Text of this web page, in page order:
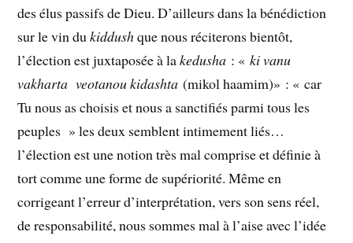
des élus passifs de Dieu. D’ailleurs dans la bénédiction
sur le vin dukiddushque nous réciterons bientôt,
l’élection est juxtaposée à lakedusha : «ki vanu
vakharta veotanou kidashta (mikol haamim)» : « car
Tu nous as choisis et nous a sanctifiés parmi tous les
peuples » les deux semblent intimement liés…
l’élection est une notion très mal comprise et définie à
tort comme une forme de supériorité. Même en
corrigeant l’erreur d’interprétation, vers son sens réel,
de responsabilité, nous sommes mal à l’aise avec l’idée